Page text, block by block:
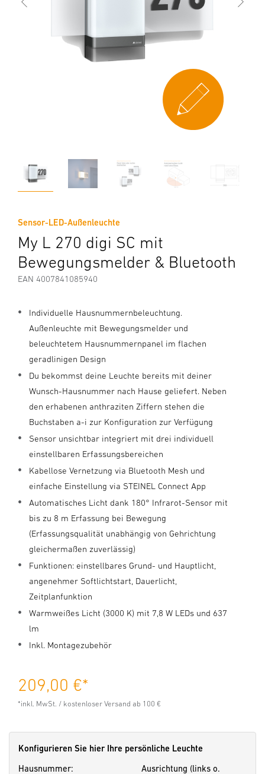
Sensor-LED-Außenleuchte
My L 270 digi SC mit
Bewegungsmelder & Bluetooth
EAN 4007841085940
Individuelle Hausnummernbeleuchtung.
Außenleuchte mit Bewegungsmelder und
beleuchtetem Hausnummernpanel im flachen
geradlinigen Design
Du bekommst deine Leuchte bereits mit deiner
Wunsch-Hausnummer nach Hause geliefert. Neben
den erhabenen anthraziten Ziffern stehen die
Buchstaben a-i zur Konfiguration zur Verfügung
Sensor unsichtbar integriert mit drei individuell
einstellbaren Erfassungsbereichen
Kabellose Vernetzung via Bluetooth Mesh und
einfache Einstellung via STEINEL Connect App
Automatisches Licht dank 180° Infrarot-Sensor mit
bis zu 8 m Erfassung bei Bewegung
(Erfassungsqualität unabhängig von Gehrichtung
gleichermaßen zuverlässig)
Funktionen: einstellbares Grund- und Hauptlicht,
angenehmer Softlichtstart, Dauerlicht,
Zeitplanfunktion
Warmweißes Licht (3000 K) mit 7,8 W LEDs und 637
lm
Inkl. Montagezubehör
209,00 €*
*inkl. MwSt. / kostenloser Versand ab 100 €
Konfigurieren Sie hier Ihre persönliche Leuchte
Hausnummer:
Ausrichtung (links o.